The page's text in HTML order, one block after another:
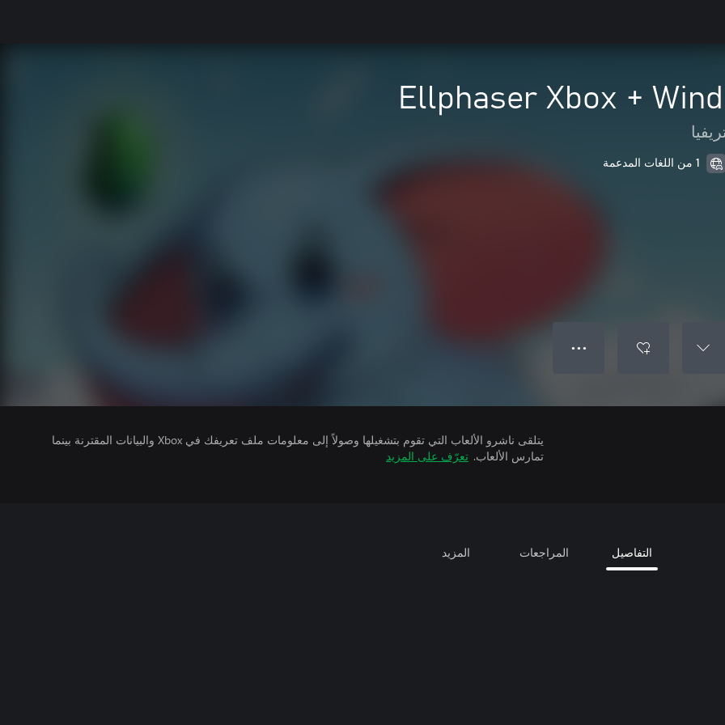
Ellphaser Xbox +
1 من اللغات المدعمة
● ● ●
يتلقى ناشرو الألعاب التي تقوم بتشغيلها وصولاً إلى معلومات ملف تعريفك في Xbox والبيانات المقترنة بينما
تمارس الألعاب. تعرّف على المزيد
التفاصيل المراجعات المزيد